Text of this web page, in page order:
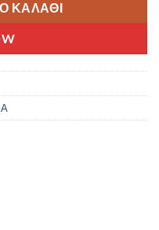
ΚΑΛΆΘΙ